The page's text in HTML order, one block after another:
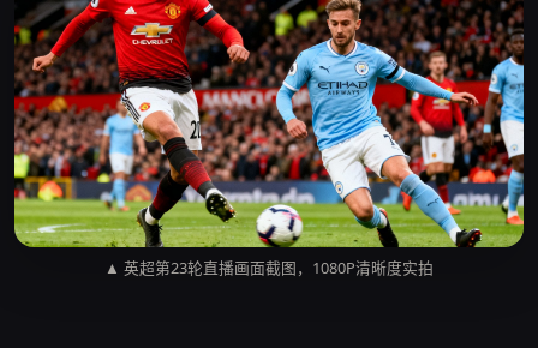
▲ 英超第23轮直播画面截图，1080P清晰度实拍